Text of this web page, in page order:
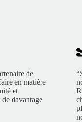
de
en matière
et
davantage